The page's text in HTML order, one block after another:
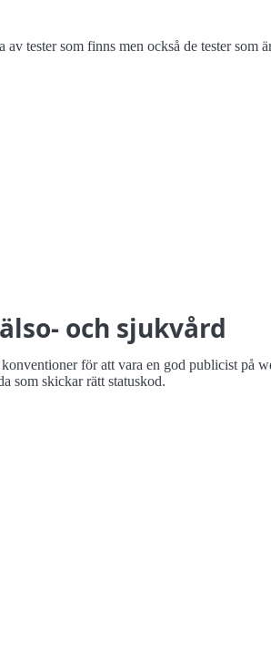
tester som finns men också de tester som
och sjukvård
för att vara en god publicist på
som skickar rätt statuskod.